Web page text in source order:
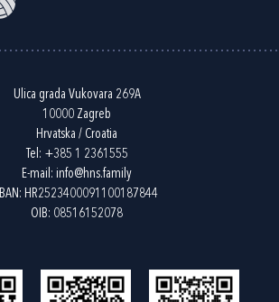
Ulica grada Vukovara 269A
10000 Zagreb
Hrvatska / Croatia
Tel: +385 1 2361555
E-mail: info@hns.family
IBAN: HR2523400091100187844
OIB: 08516152078